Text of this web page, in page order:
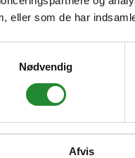
eller som de har
Nødvendig
Afvis
106